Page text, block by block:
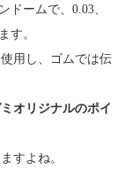
ドームで、0.03、
す。
用し、ゴムでは伝
オリジナルのポイ
すよね。